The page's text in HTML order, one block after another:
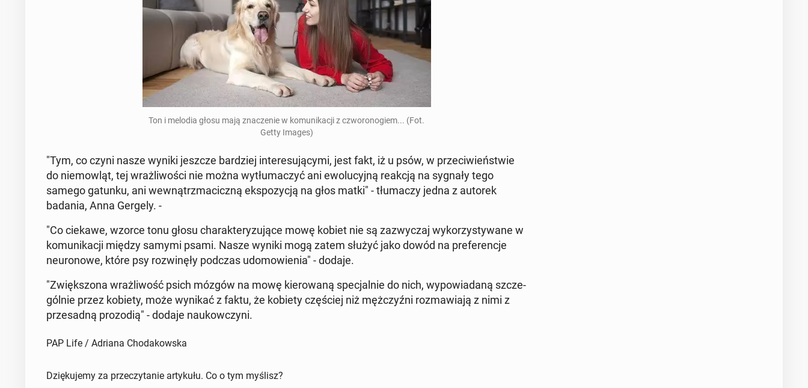
Ton i melodia głosu mają zna­cze­nie w ko­mu­ni­ka­cji z czwo­ro­no­giem... (Fot.
Getty Images)
"Tym, co czyni nasze wyniki jeszcze bar­dziej in­te­re­su­ją­cy­mi, jest fakt, iż u psów, w prze­ci­wień­stwie
do nie­mow­ląt, tej wraż­li­wo­ści nie można wy­tłu­ma­czyć ani ewo­lu­cyj­ną reakcją na sygnały tego
samego gatunku, ani we­wnątrz­ma­cicz­ną eks­po­zy­cją na głos matki" - tłu­ma­czy jedna z autorek
badania, Anna Gergely. -
"Co ciekawe, wzorce tonu głosu cha­rak­te­ry­zu­ją­ce mowę kobiet nie są za­zwy­czaj wy­ko­rzy­sty­wa­ne w
ko­mu­ni­ka­cji między samymi psami. Nasze wyniki mogą zatem służyć jako dowód na pre­fe­ren­cje
neu­ro­no­we, które psy roz­wi­nę­ły podczas udo­mo­wie­nia" - dodaje.
"Zwięk­szo­na wraż­li­wość psich mózgów na mowę kie­ro­wa­ną spe­cjal­nie do nich, wy­po­wia­da­ną szcze­
gól­nie przez kobiety, może wynikać z faktu, że kobiety czę­ściej niż męż­czyź­ni roz­ma­wia­ją z nimi z
prze­sad­ną pro­zo­dią" - dodaje na­ukow­czy­ni.
PAP Life / Adriana Chodakowska
Dziękujemy za przeczytanie artykułu. Co o tym myślisz?